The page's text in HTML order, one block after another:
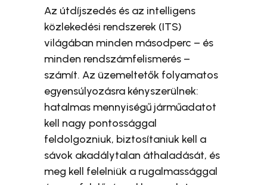
Az útdíjszedés és az intelligens
közlekedési rendszerek (ITS)
világában minden másodperc – és
minden rendszámfelismerés –
számít. Az üzemeltetők folyamatos
egyensúlyozásra kényszerülnek:
hatalmas mennyiségű járműadatot
kell nagy pontossággal
feldolgozniuk, biztosítaniuk kell a
sávok akadálytalan áthaladását, és
meg kell felelniük a rugalmassággal